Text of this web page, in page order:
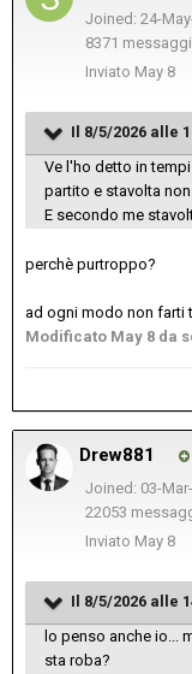
Joined: 24-
8371 messaggi
Inviato May 8
Il 8/5/2026 alle
Ve l'ho detto in
partito e stavolta non
E secondo me
perchè purtroppo?
ad ogni modo non farti
Modificato May 8 da
Drew881
Joined: 03-
22053
Inviato May 8
Il 8/5/2026 alle
lo penso anche io...
sta roba?